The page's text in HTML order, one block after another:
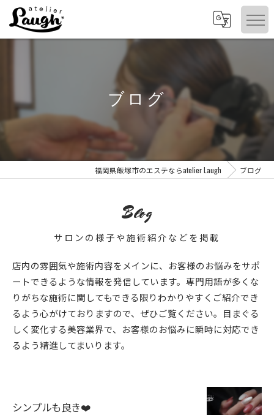
ブログ
福岡県飯塚市のエステならatelier Laugh ブログ
Blog
サロンの様子や施術紹介などを掲載
店内の雰囲気や施術内容をメインに、お客様のお悩みをサポ
ートできるような情報を発信しています。専門用語が多くな
りがちな施術に関してもできる限りわかりやすくご紹介でき
るよう心がけておりますので、ぜひご覧ください。目まぐる
しく変化する美容業界で、お客様のお悩みに瞬時に対応でき
るよう精進してまいります。
シンプルも良き❤️